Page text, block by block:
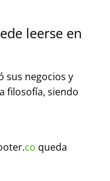
leerse en
sus negocios y
filosofía, siendo
co queda